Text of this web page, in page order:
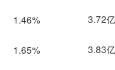
1.46% 3.72亿
1.65% 3.83亿